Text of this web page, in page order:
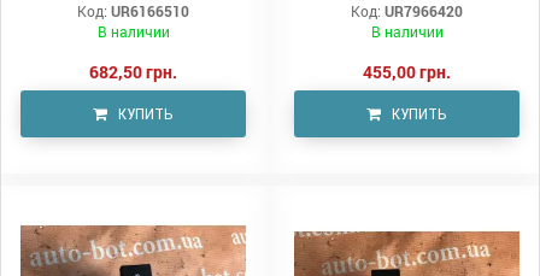
Код: UR6166510
В наличии
682,50 грн.
КУПИТЬ
Код: UR7966420
В наличии
455,00 грн.
КУПИТЬ